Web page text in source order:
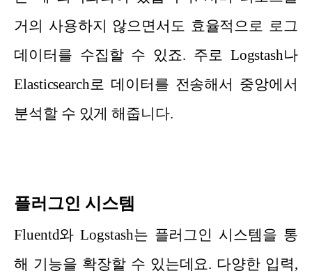
거의 사용하지 않으면서도 효율적으로 로그
데이터를 수집할 수 있죠. 주로 Logstash나
Elasticsearch로 데이터를 전송해서 중앙에서
분석할 수 있게 해줍니다.
플러그인 시스템
Fluentd와 Logstash는 플러그인 시스템을 통
해 기능을 확장할 수 있는데요. 다양한 입력,